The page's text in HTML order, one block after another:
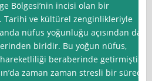
Bölgesi’nin incisi olan bir
Tarihi ve kültürel zenginlikleriyle
nüfus yoğunluğu açısından da
biridir. Bu yoğun nüfus,
beraberinde getirmiştir.
zaman zaman stresli bir süreç